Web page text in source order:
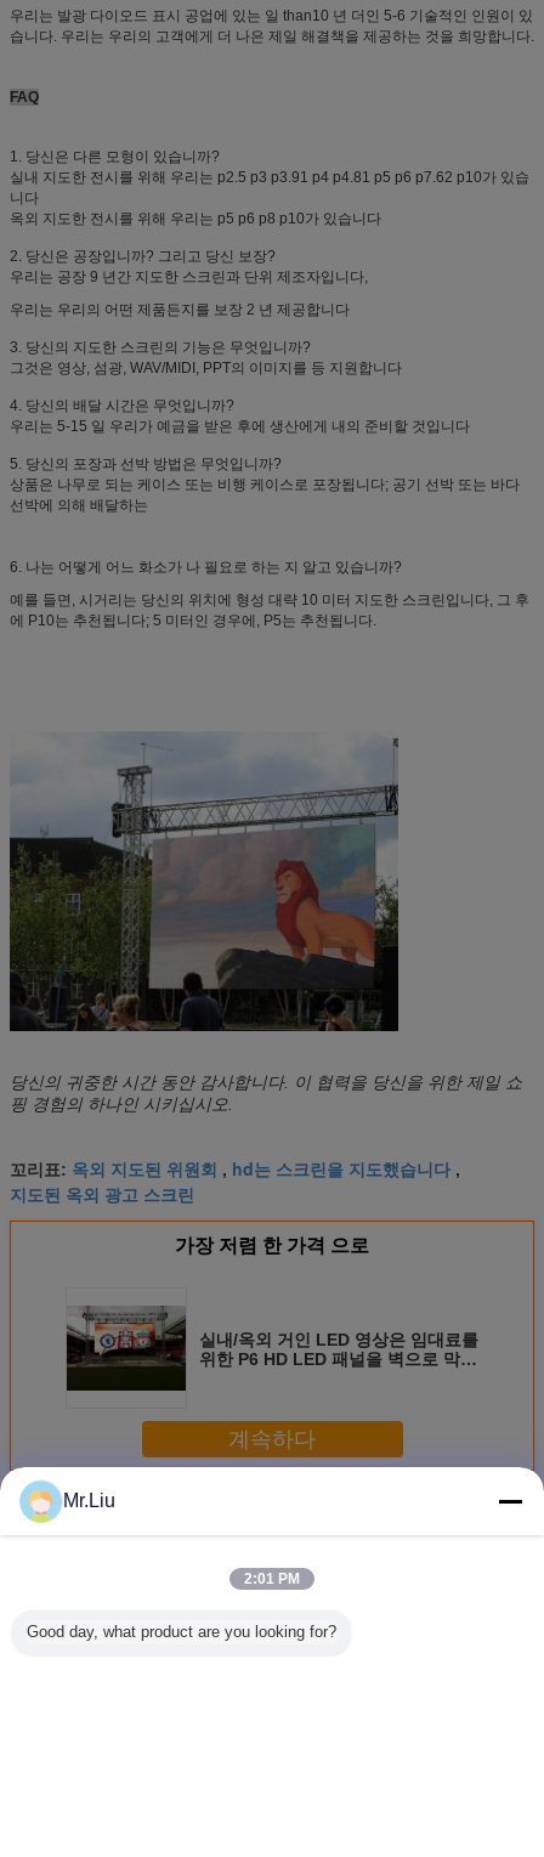
우리는 발광 다이오드 표시 공업에 있는 일 than10 년 더인 5-6 기술적인 인원이 있
습니다. 우리는 우리의 고객에게 더 나은 제일 해결책을 제공하는 것을 희망합니다.
FAQ
1. 당신은 다른 모형이 있습니까?
실내 지도한 전시를 위해 우리는 p2.5 p3 p3.91 p4 p4.81 p5 p6 p7.62 p10가 있습
니다
옥외 지도한 전시를 위해 우리는 p5 p6 p8 p10가 있습니다
2. 당신은 공장입니까? 그리고 당신 보장?
우리는 공장 9 년간 지도한 스크린과 단위 제조자입니다,
우리는 우리의 어떤 제품든지를 보장 2 년 제공합니다
3. 당신의 지도한 스크린의 기능은 무엇입니까?
그것은 영상, 섬광, WAV/MIDI, PPT의 이미지를 등 지원합니다
4. 당신의 배달 시간은 무엇입니까?
우리는 5-15 일 우리가 예금을 받은 후에 생산에게 내의 준비할 것입니다
5. 당신의 포장과 선박 방법은 무엇입니까?
상품은 나무로 되는 케이스 또는 비행 케이스로 포장됩니다; 공기 선박 또는 바다
선박에 의해 배달하는
6. 나는 어떻게 어느 화소가 나 필요로 하는 지 알고 있습니까?
예를 들면, 시거리는 당신의 위치에 형성 대략 10 미터 지도한 스크린입니다, 그 후
에 P10는 추천됩니다; 5 미터인 경우에, P5는 추천됩니다.
당신의 귀중한 시간 동안 감사합니다. 이 협력을 당신을 위한 제일 쇼
핑 경험의 하나인 시키십시오.
꼬리표: 옥외 지도된 위원회 , hd는 스크린을 지도했습니다 ,
지도된 옥외 광고 스크린
가장 저렴 한 가격 으로
실내/옥외 거인 LED 영상은 임대료를
위한 P6 HD LED 패널을 벽으로 막습
계속하다
더 많은 것LED 비디오 벽
경조 옥외 지도한
Rgb Smd3535
Mr.Liu
2:01 PM
Good day, what product are you looking for?